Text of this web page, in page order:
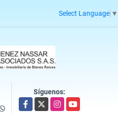
Select Language ▼
Síguenos:
Facebook
X InstagramYouTube